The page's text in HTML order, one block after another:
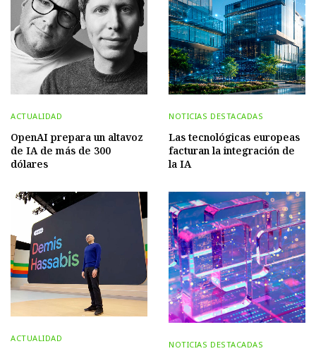
ACTUALIDAD
OpenAI prepara un altavoz
de IA de más de 300
dólares
NOTICIAS DESTACADAS
Las tecnológicas europeas
facturan la integración de
la IA
ACTUALIDAD
NOTICIAS DESTACADAS